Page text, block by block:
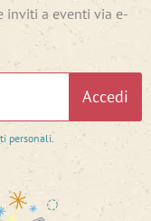
inviti a eventi via e-
Accedi
personali